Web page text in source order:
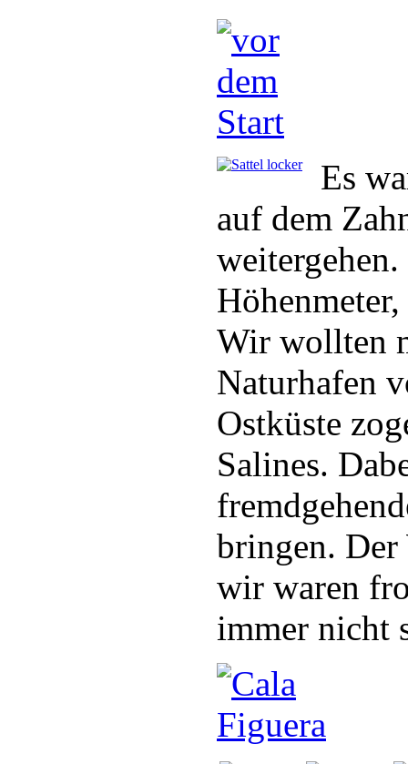
Es
auf dem
Wir wollten
Naturhafen
Ostküste
Salines.
bringen. Der
wir waren
immer nicht